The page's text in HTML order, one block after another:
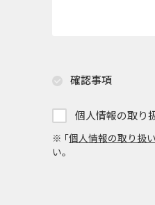
確認事項
個人情報の取り
※ ｢個人情報の取り扱
い。